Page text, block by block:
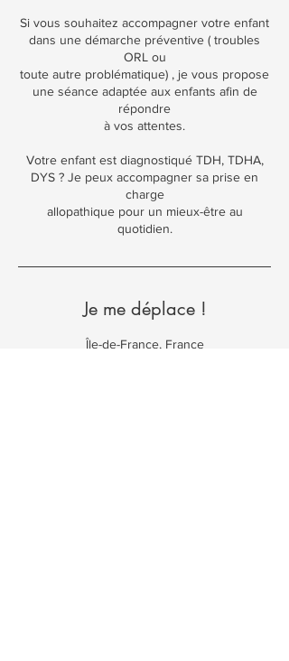
Si vous souhaitez accompagner votre enfant
dans une démarche préventive ( troubles
ORL ou
toute autre problématique) , je vous propose
une séance adaptée aux enfants afin de
répondre
à vos attentes.
Votre enfant est diagnostiqué TDH, TDHA,
DYS ? Je peux accompagner sa prise en
charge
allopathique pour un mieux-être au
quotidien.
Je me déplace !
Île-de-France, France